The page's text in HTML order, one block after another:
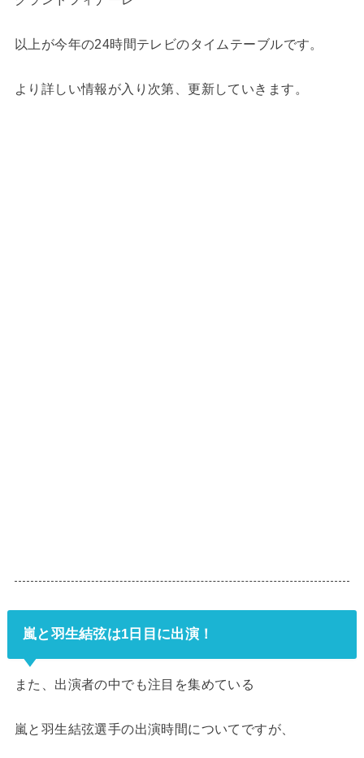
以上が今年の24時間テレビのタイムテーブルです。
より詳しい情報が入り次第、更新していきます。
嵐と羽生結弦は1日目に出演！
また、出演者の中でも注目を集めている
嵐と羽生結弦選手の出演時間についてですが、